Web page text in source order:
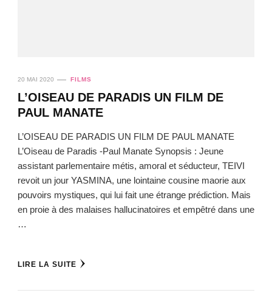
20 MAI 2020 FILMS
L’OISEAU DE PARADIS UN FILM DE
PAUL MANATE
L’OISEAU DE PARADIS UN FILM DE PAUL MANATE
L’Oiseau de Paradis -Paul Manate Synopsis : Jeune
assistant parlementaire métis, amoral et séducteur, TEIVI
revoit un jour YASMINA, une lointaine cousine maorie aux
pouvoirs mystiques, qui lui fait une étrange prédiction. Mais
en proie à des malaises hallucinatoires et empêtré dans une
…
LIRE LA SUITE